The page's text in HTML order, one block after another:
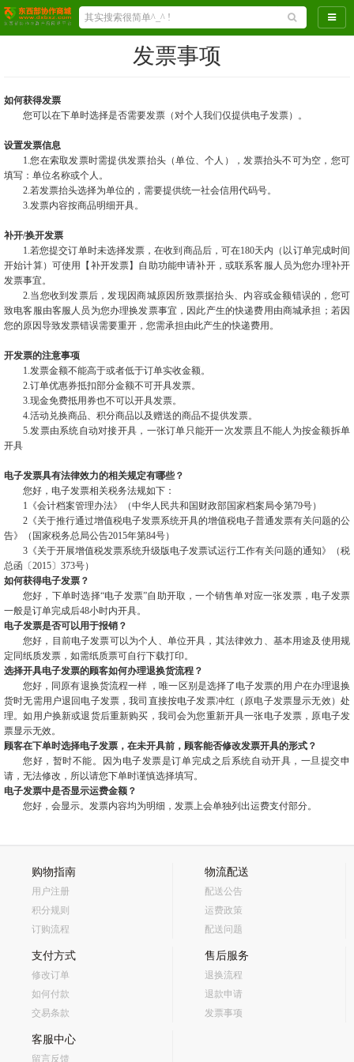
导航
发票事项
如何获得发票
您可以在下单时选择是否需要发票（对个人我们仅提供电子发票）。
设置发票信息
1.您在索取发票时需提供发票抬头（单位、个人），发票抬头不可为空，您可
填写：单位名称或个人。
2.若发票抬头选择为单位的，需要提供统一社会信用代码号。
3.发票内容按商品明细开具。
补开/换开发票
1.若您提交订单时未选择发票，在收到商品后，可在180天内（以订单完成时间
开始计算）可使用【补开发票】自助功能申请补开，或联系客服人员为您办理补开
发票事宜。
2.当您收到发票后，发现因商城原因所致票据抬头、内容或金额错误的，您可
致电客服由客服人员为您办理换发票事宜，因此产生的快递费用由商城承担；若因
您的原因导致发票错误需要重开，您需承担由此产生的快递费用。
开发票的注意事项
1.发票金额不能高于或者低于订单实收金额。
2.订单优惠券抵扣部分金额不可开具发票。
3.现金免费抵用券也不可以开具发票。
4.活动兑换商品、积分商品以及赠送的商品不提供发票。
5.发票由系统自动对接开具，一张订单只能开一次发票且不能人为按金额拆单
开具
电子发票具有法律效力的相关规定有哪些？
您好，电子发票相关税务法规如下：
1《会计档案管理办法》（中华人民共和国财政部国家档案局令第79号）
2《关于推行通过增值税电子发票系统开具的增值税电子普通发票有关问题的公
告》（国家税务总局公告2015年第84号）
3《关于开展增值税发票系统升级版电子发票试运行工作有关问题的通知》（税
总函〔2015〕373号）
如何获得电子发票？
您好，下单时选择“电子发票”自助开取，一个销售单对应一张发票，电子发票
一般是订单完成后48小时内开具。
电子发票是否可以用于报销？
您好，目前电子发票可以为个人、单位开具，其法律效力、基本用途及使用规
定同纸质发票，如需纸质票可自行下载打印。
选择开具电子发票的顾客如何办理退换货流程？
您好，同原有退换货流程一样 ，唯一区别是选择了电子发票的用户在办理退换
货时无需用户退回电子发票，我司直接按电子发票冲红（原电子发票显示无效）处
理。如用户换新或退货后重新购买，我司会为您重新开具一张电子发票，原电子发
票显示无效。
顾客在下单时选择电子发票，在未开具前，顾客能否修改发票开具的形式？
您好，暂时不能。因为电子发票是订单完成之后系统自动开具，一旦提交申
请，无法修改，所以请您下单时谨慎选择填写。
电子发票中是否显示运费金额？
您好，会显示。发票内容均为明细，发票上会单独列出运费支付部分。
购物指南
用户注册
积分规则
订购流程
物流配送
配送公告
运费政策
配送问题
支付方式
修改订单
如何付款
交易条款
售后服务
退换流程
退款申请
发票事项
客服中心
留言反馈